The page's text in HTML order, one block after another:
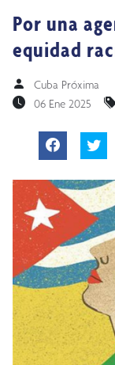
Por una
equidad
Cuba Próxima
06 Ene 2025